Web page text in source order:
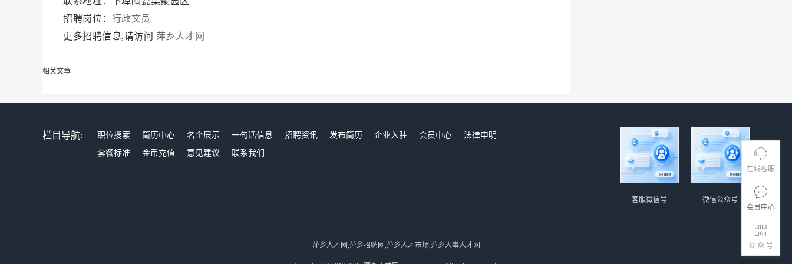
在线客服
会员中心
公 众 号
招聘岗位： 行政文员
更多招聘信息,请访问 萍乡人才网
相关文章
栏目导航: 职位搜索 简历中心 名企展示 一句话信息 招聘资讯 发布简历 企业入驻 会员中心
法律申明
套餐标准
金币充值 意见建议 联系我们
微信公众号
客服微信号
萍乡人才网,萍乡招聘网,萍乡人才市场,萍乡人事人才网